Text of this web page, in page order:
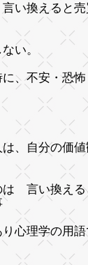
い換えると
い。
に、不安・恐
、自分の価
は 言い換え
理学の用語